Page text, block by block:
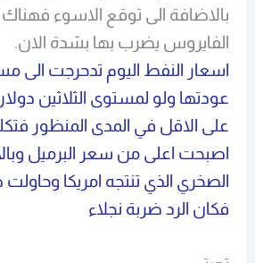
بالاضافة الى توقع الاسوء فهناك
الفايروس يضرب بها بشدة الان.
اسعار النفط اليوم تدحرجت الى
عودتها ولو لمستوى الثلاثين
على الاقل في المدى المنظور
اصبحت اعلى من سعر البرميل
الصخري الذي تنتجه امريكا
فكان الرد ضربة نجلاء